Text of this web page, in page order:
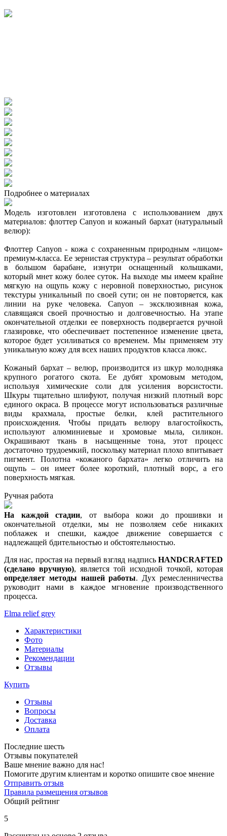
Подробнее о материалах
Модель изготовлен изготовлена с использованием двух
материалов: флоттер Canyon и кожаный бархат (натуральный
велюр):
Флоттер Canyon - кожа с сохраненным природным «лицом»
премиум-класса. Ее зернистая структура – результат обработки
в большом барабане, изнутри оснащенный колышками,
который мнет кожу более суток. На выходе мы имеем крайне
мягкую на ощупь кожу с неровной поверхностью, рисунок
текстуры уникальный по своей сути; он не повторяется, как
линии на руке человека. Canyon – эксклюзивная кожа,
славящаяся своей прочностью и долговечностью. На этапе
окончательной отделки ее поверхность подвергается ручной
глазировке, что обеспечивает постепенное изменение цвета,
которое будет усиливаться со временем. Мы применяем эту
уникальную кожу для всех наших продуктов класса люкс.
Кожаный бархат – велюр, производится из шкур молодняка
крупного рогатого скота. Ее дубят хромовым методом,
используя химические соли для усиления ворсистости.
Шкуры тщательно шлифуют, получая низкий плотный ворс
единого окраса. В процессе могут использоваться различные
виды крахмала, простые белки, клей растительного
происхождения. Чтобы придать велюру влагостойкость,
используют алюминиевые и хромовые мыла, силикон.
Окрашивают ткань в насыщенные тона, этот процесс
достаточно трудоемкий, поскольку материал плохо впитывает
пигмент. Полотна «кожаного бархата» легко отличить на
ощупь – он имеет более короткий, плотный ворс, а его
поверхность мягкая.
Ручная работа
На каждой стадии, от выбора кожи до прошивки и
окончательной отделки, мы не позволяем себе никаких
поблажек и спешки, каждое движение совершается с
надлежащей бдительностью и обстоятельностью.
Для нас, простая на первый взгляд надпись HANDCRAFTED
(сделано вручную), является той исходной точкой, которая
определяет методы нашей работы. Дух ремесленничества
руководит нами в каждое мгновение производственного
процесса.
Elma relief grey
Характеристики
Фото
Материалы
Рекомендации
Отзывы
Купить
Отзывы
Вопросы
Доставка
Оплата
Последние шесть
Отзывы покупателей
Ваше мнение важно для нас!
Помогите другим клиентам и коротко опишите свое мнение
Отправить отзыв
Правила размещения отзывов
Общий рейтинг
5